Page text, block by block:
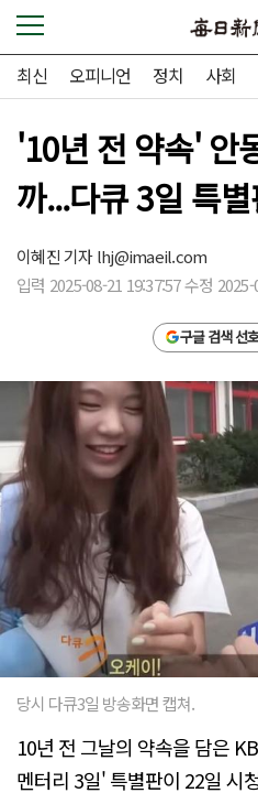
최신 오피니언 정치 사회
'10년 전 약속' 안
까...다큐 3일 특
이혜진 기자lhj@imaeil.com
입력 2025-08-21 19:37:57 수정
구글 검색 선
당시 다큐3일 방송화면 캡쳐.
10년 전 그날의 약속을 담은
멘터리 3일' 특별판이 22일 시